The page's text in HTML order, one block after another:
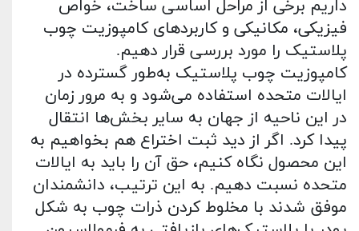
داریم برخی از مراحل اساسی ساخت، خواص
فیزیکی، مکانیکی و کاربردهای کامپوزیت چوب
پلاستیک را مورد بررسی قرار دهیم.
کامپوزیت چوب پلاستیک به‌طور گسترده در
ایالات ‌متحده استفاده می‌شود و به‌ مرور زمان
در این ناحیه از جهان به سایر بخش‌ها انتقال
پیدا کرد. اگر از دید ثبت اختراع هم بخواهیم به
این محصول نگاه کنیم، حق آن را باید به ایالات
‌متحده نسبت دهیم. به ‌این ‌ترتیب، دانشمندان
موفق شدند با مخلوط کردن ذرات چوب به شکل